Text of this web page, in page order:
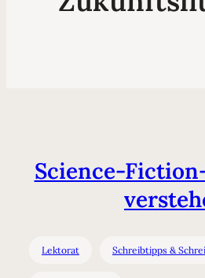
Science-
Lektorat Schreibtipps &